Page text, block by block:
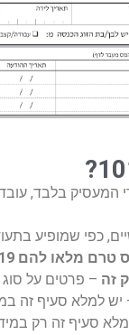
המעסיק בלבד,
כפי שמופיע
מלאו להם 19 שנה
זה – פרטים על
יש למלא סעיף זה
סעיף זה רק